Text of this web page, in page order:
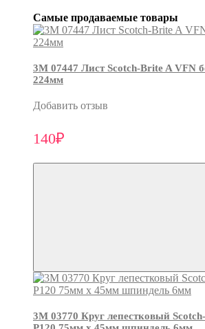
Самые продаваемые товары
3М 07447 Лист Scotch-Brite A VFN
224мм
Добавить отзыв
140₽
3М 03770 Круг лепестковый